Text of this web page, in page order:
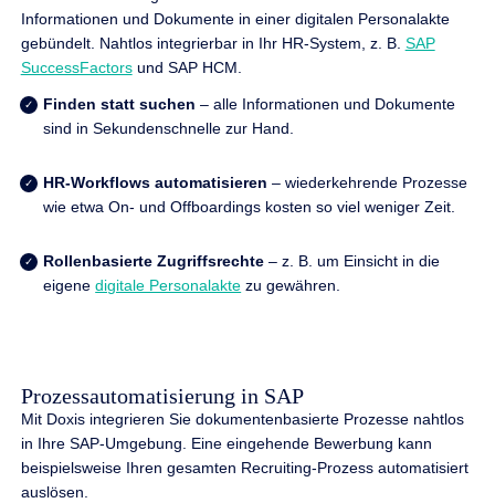
Informationen und Dokumente in einer digitalen Personalakte
gebündelt. Nahtlos integrierbar in Ihr HR-System, z. B. SAP
SuccessFactorsund SAP HCM.
Finden statt suchen– alle Informationen und Dokumente
sind in Sekundenschnelle zur Hand.
HR-Workflows automatisieren– wiederkehrende Prozesse
wie etwa On- und Offboardings kosten so viel weniger Zeit.
Rollenbasierte Zugriffsrechte – z. B. um Einsicht in die
eigenedigitale Personalakte zu gewähren.
Prozessautomatisierung in SAP
Mit Doxis integrieren Sie dokumentenbasierte Prozesse nahtlos
in Ihre SAP-Umgebung. Eine eingehende Bewerbung kann
beispielsweise Ihren gesamten Recruiting-Prozess automatisiert
auslösen.